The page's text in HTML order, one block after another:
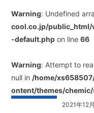
Warning: Undefined
cool.co.jp/
-default.php on line66
Warning: Attempt to
null in /home/
ontent/themes/
2021年12